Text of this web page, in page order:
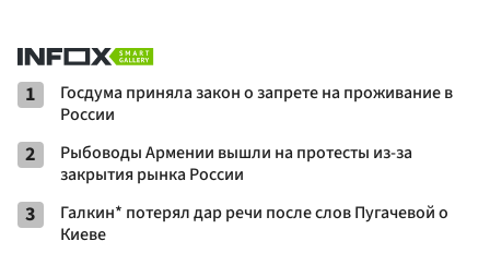
1
Госдума приняла закон о запрете на проживание в
России
2
Рыбоводы Армении вышли на протесты из-за
закрытия рынка России
3
Галкин* потерял дар речи после слов Пугачевой о
Киеве